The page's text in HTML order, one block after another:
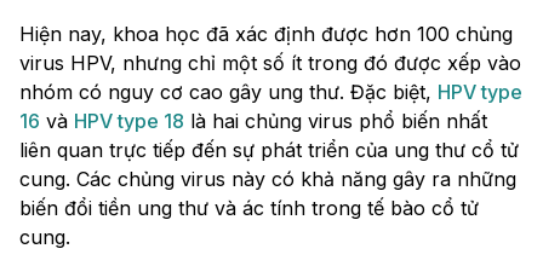
Hiện nay, khoa học đã xác định được hơn 100 chủng
virus HPV, nhưng chỉ một số ít trong đó được xếp vào
nhóm có nguy cơ cao gây ung thư. Đặc biệt, HPV type
16 và HPV type 18 là hai chủng virus phổ biến nhất
liên quan trực tiếp đến sự phát triển của ung thư cổ tử
cung. Các chủng virus này có khả năng gây ra những
biến đổi tiền ung thư và ác tính trong tế bào cổ tử
cung.